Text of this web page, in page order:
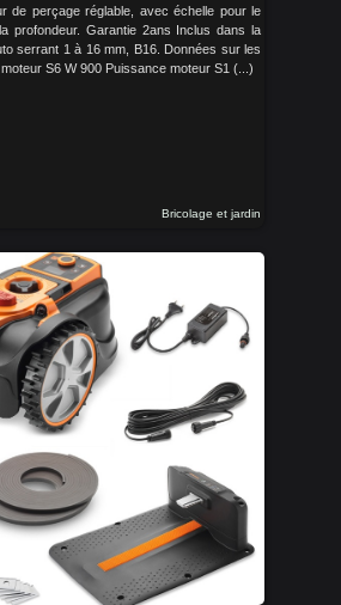
de perçage réglable, avec échelle pour le
profondeur. Garantie 2ans Inclus dans la
serrant 1 à 16 mm, B16. Données sur les
S6 W 900 Puissance moteur S1 (...)
Bricolage et jardin